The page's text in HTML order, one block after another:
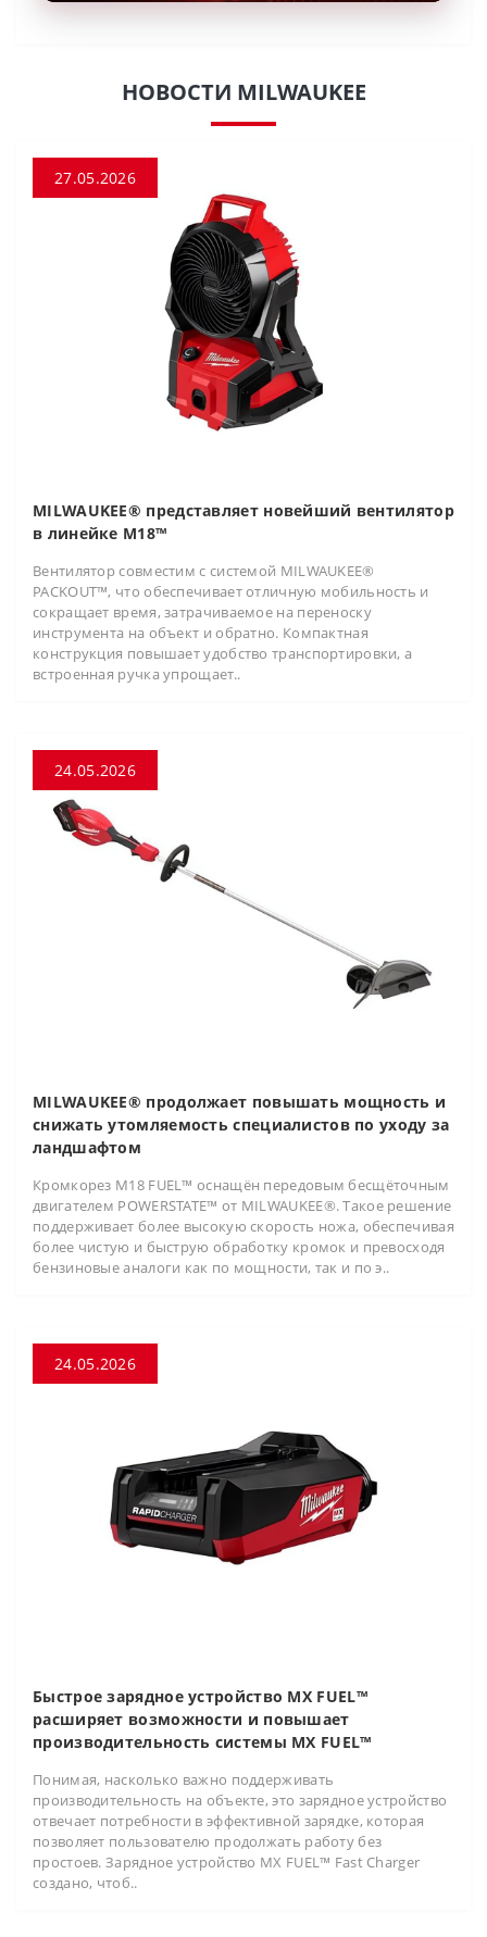
НОВОСТИ MILWAUKEE
27.05.2026
MILWAUKEE® представляет новейший вентилятор
в линейке M18™
Вентилятор совместим с системой MILWAUKEE®
PACKOUT™, что обеспечивает отличную мобильность и
сокращает время, затрачиваемое на переноску
инструмента на объект и обратно. Компактная
конструкция повышает удобство транспортировки, а
встроенная ручка упрощает..
24.05.2026
MILWAUKEE® продолжает повышать мощность и
снижать утомляемость специалистов по уходу за
ландшафтом
Кромкорез M18 FUEL™ оснащён передовым бесщёточным
двигателем POWERSTATE™ от MILWAUKEE®. Такое решение
поддерживает более высокую скорость ножа, обеспечивая
более чистую и быструю обработку кромок и превосходя
бензиновые аналоги как по мощности, так и по э..
24.05.2026
Быстрое зарядное устройство MX FUEL™
расширяет возможности и повышает
производительность системы MX FUEL™
Понимая, насколько важно поддерживать
производительность на объекте, это зарядное устройство
отвечает потребности в эффективной зарядке, которая
позволяет пользователю продолжать работу без
простоев. Зарядное устройство MX FUEL™ Fast Charger
создано, чтоб..